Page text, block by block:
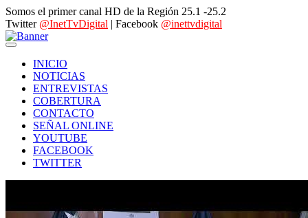
Somos el primer canal HD de la Región 25.1 -25.2
Twitter @InetTvDigital | Facebook @inettvdigital
INICIO
NOTICIAS
ENTREVISTAS
COBERTURA
CONTACTO
SEÑAL ONLINE
YOUTUBE
FACEBOOK
TWITTER